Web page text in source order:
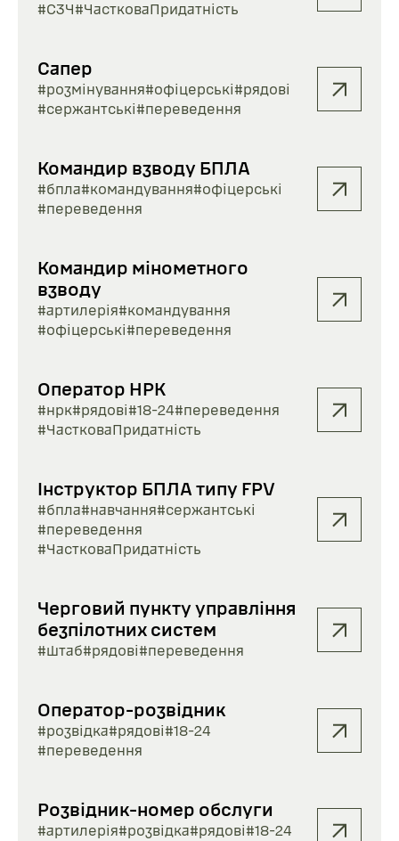
#СЗЧ#ЧастковаПридатність
Сапер
#розмінування#офіцерські#рядові
#сержантські#переведення
Командир взводу БПЛА
#бпла#командування#офіцерські
#переведення
Командир мінометного
взводу
#артилерія#командування
#офіцерські#переведення
Оператор НРК
#нрк#рядові#18-24#переведення
#ЧастковаПридатність
Інструктор БПЛА типу FPV
#бпла#навчання#сержантські
#переведення
#ЧастковаПридатність
Черговий пункту управління
безпілотних систем
#штаб#рядові#переведення
Оператор-розвідник
#розвідка#рядові#18-24
#переведення
Розвідник-номер обслуги
#артилерія#розвідка#рядові#18-24